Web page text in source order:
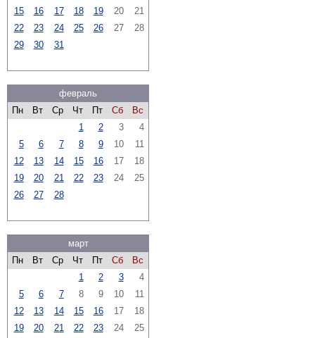
15
16 17 18 19 20
21
22
23 24 25 26 27
28
29
30 31
февраль
Пн
Вт Ср Чт Пт Сб
Вс
1
2 3
4
5
6 7 8 9 10
11
12
13 14 15 16 17
18
19
20 21 22 23 24
25
26
27 28
март
Пн
Вт Ср Чт Пт Сб
Вс
1
2 3
4
5
6 7 8 9 10
11
12
13 14 15 16 17
18
19
20 21 22 23 24
25